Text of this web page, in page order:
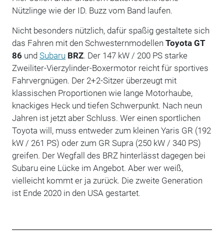
Nützlinge wie der ID. Buzz vom Band laufen.
Nicht besonders nützlich, dafür spaßig gestaltete sich
das Fahren mit den Schwesternmodellen Toyota GT
86 und Subaru BRZ. Der 147 kW / 200 PS starke
Zweiliter-Vierzylinder-Boxermotor reicht für sportives
Fahrvergnügen. Der 2+2-Sitzer überzeugt mit
klassischen Proportionen wie lange Motorhaube,
knackiges Heck und tiefen Schwerpunkt. Nach neun
Jahren ist jetzt aber Schluss. Wer einen sportlichen
Toyota will, muss entweder zum kleinen Yaris GR (192
kW / 261 PS) oder zum GR Supra (250 kW / 340 PS)
greifen. Der Wegfall des BRZ hinterlässt dagegen bei
Subaru eine Lücke im Angebot. Aber wer weiß,
vielleicht kommt er ja zurück. Die zweite Generation
ist Ende 2020 in den USA gestartet.